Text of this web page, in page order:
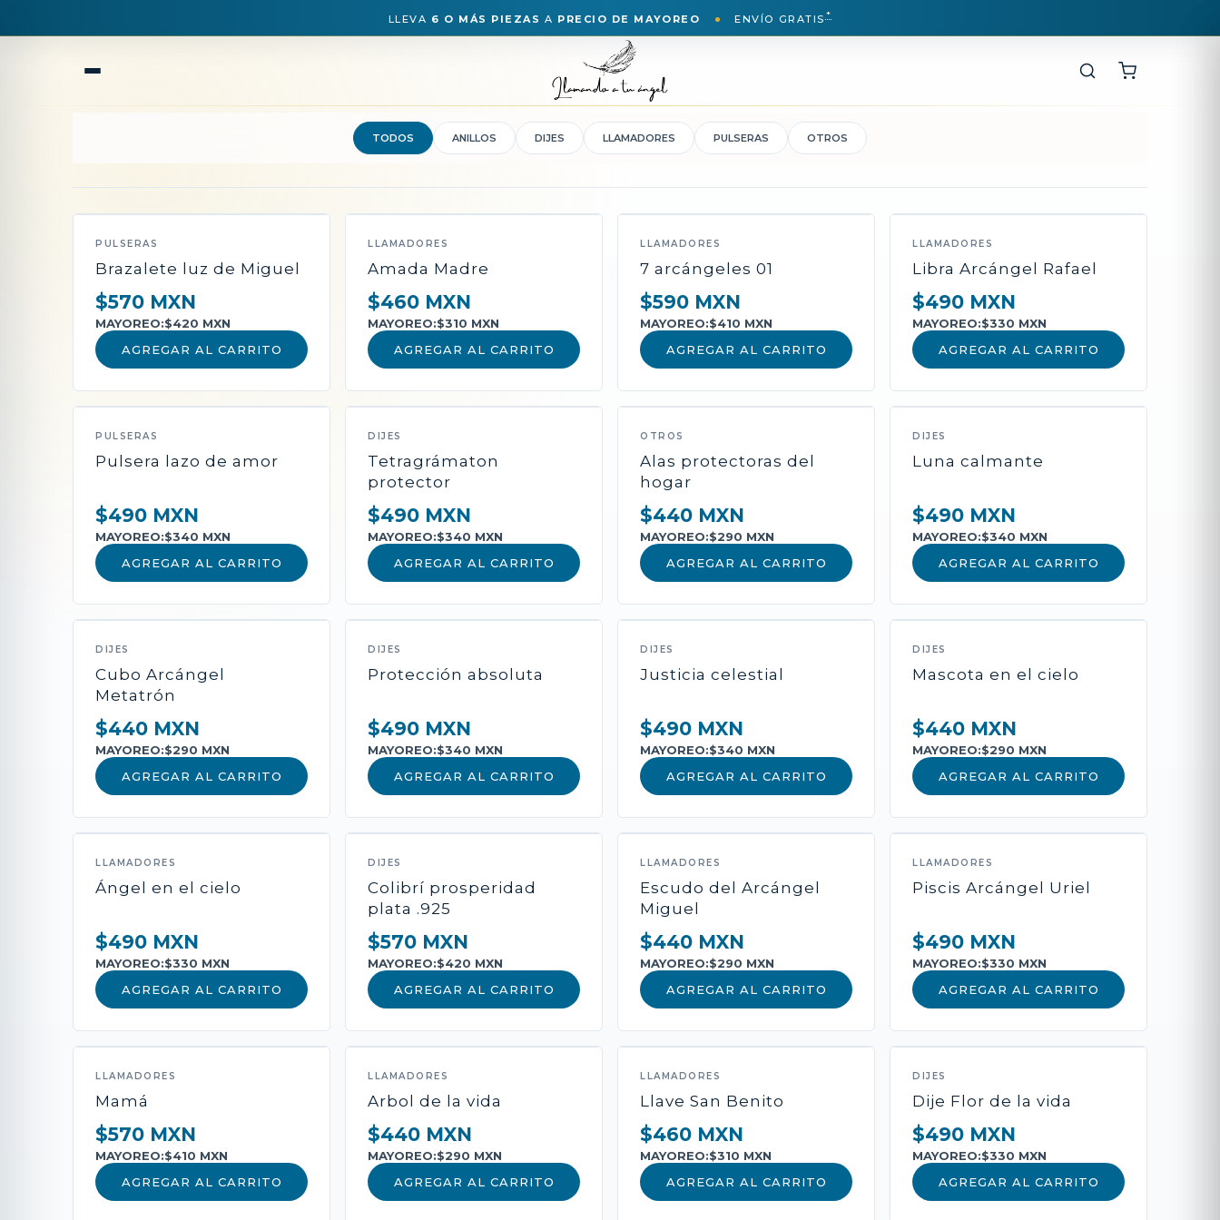
LLEVA 6 O MÁS PIEZAS A PRECIO DE MAYOREO ENVÍO GRATIS *
TODOS ANILLOS DIJES LLAMADORES PULSERAS OTROS
QUEDAN POCAS PIEZAS
PULSERAS
Brazalete luz de Miguel
$570 MXN
MAYOREO:$420 MXN
AGREGAR AL CARRITO
LLAMADORES
Amada Madre
$460 MXN
MAYOREO:$310 MXN
AGREGAR AL CARRITO
LLAMADORES
7 arcángeles 01
$590 MXN
MAYOREO:$410 MXN
AGREGAR AL CARRITO
LLAMADORES
Libra Arcángel Rafael
$490 MXN
MAYOREO:$330 MXN
AGREGAR AL CARRITO
PULSERAS
Pulsera lazo de amor
$490 MXN
MAYOREO:$340 MXN
AGREGAR AL CARRITO
DIJES
Tetragrámaton
protector
$490 MXN
MAYOREO:$340 MXN
AGREGAR AL CARRITO
NUEVO
OTROS
Alas protectoras del
hogar
$440 MXN
MAYOREO:$290 MXN
AGREGAR AL CARRITO
DIJES
Luna calmante
$490 MXN
MAYOREO:$340 MXN
AGREGAR AL CARRITO
DIJES
Cubo Arcángel
Metatrón
$440 MXN
MAYOREO:$290 MXN
AGREGAR AL CARRITO
DIJES
Protección absoluta
$490 MXN
MAYOREO:$340 MXN
AGREGAR AL CARRITO
DIJES
Justicia celestial
$490 MXN
MAYOREO:$340 MXN
AGREGAR AL CARRITO
DIJES
Mascota en el cielo
$440 MXN
MAYOREO:$290 MXN
AGREGAR AL CARRITO
LLAMADORES
Ángel en el cielo
$490 MXN
MAYOREO:$330 MXN
AGREGAR AL CARRITO
DIJES
Colibrí prosperidad
plata .925
$570 MXN
MAYOREO:$420 MXN
AGREGAR AL CARRITO
LLAMADORES
Escudo del Arcángel
Miguel
$440 MXN
MAYOREO:$290 MXN
AGREGAR AL CARRITO
LLAMADORES
Piscis Arcángel Uriel
$490 MXN
MAYOREO:$330 MXN
AGREGAR AL CARRITO
LLAMADORES
Mamá
$570 MXN
MAYOREO:$410 MXN
AGREGAR AL CARRITO
LLAMADORES
Arbol de la vida
$440 MXN
MAYOREO:$290 MXN
AGREGAR AL CARRITO
LLAMADORES
Llave San Benito
$460 MXN
MAYOREO:$310 MXN
AGREGAR AL CARRITO
DIJES
Dije Flor de la vida
$490 MXN
MAYOREO:$330 MXN
AGREGAR AL CARRITO
Nombre del Producto
activación.
$0 MXN
- 1 AÑADIR AL CARRITO
Pago seguro con Mercado Pago